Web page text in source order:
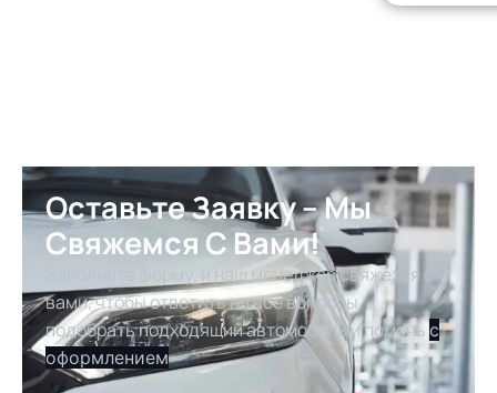
Оставьте Заявку – Мы
Свяжемся С Вами!
Заполните форму, и наш менеджер свяжется с
вами, чтобы ответить на все вопросы,
подобрать подходящий автомобиль и помочьс
оформлением